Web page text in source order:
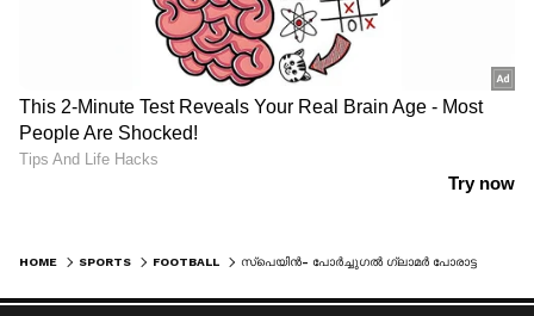
HOME SPORTS FOOTBALL